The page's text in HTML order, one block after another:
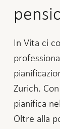
In Vita ci
Zurich.
pianifica
Oltre alla